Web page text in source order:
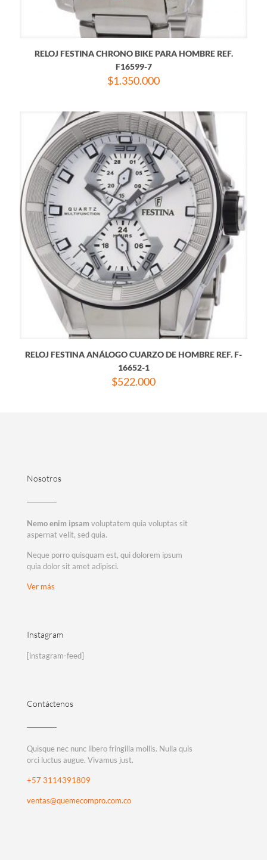
RELOJ FESTINA CHRONO BIKE PARA HOMBRE REF.
F16599-7
$1.350.000
RELOJ FESTINA ANÁLOGO CUARZO DE HOMBRE REF. F-
16652-1
$522.000
Nosotros
Nemo enim ipsam voluptatem quia voluptas sit
aspernat velit, sed quia.
Neque porro quisquam est, qui dolorem ipsum
quia dolor sit amet adipisci.
Ver más
Instagram
[instagram-feed]
Contáctenos
Quisque nec nunc libero fringilla mollis. Nulla quis
orci luctus augue. Vivamus just.
+57 3114391809
ventas@quemecompro.com.co